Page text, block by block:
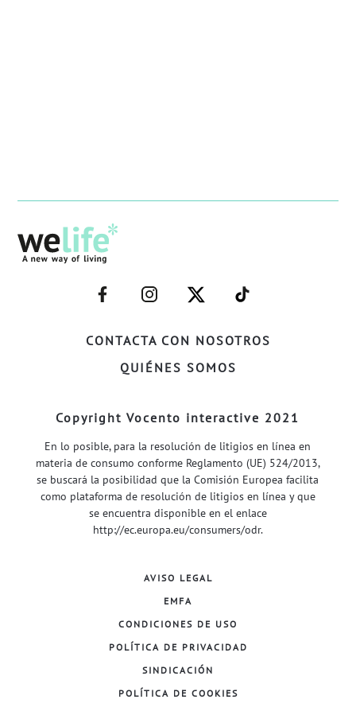
CONTACTA CON NOSOTROS
QUIÉNES SOMOS
–
FACEBOOK–
–
INSTAGRAM–
–
TWITTER–
–
WELIFE–
Copyright Vocento interactive 2021
En lo posible, para la resolución de litigios en línea en
materia de consumo conforme Reglamento (UE) 524/2013,
se buscará la posibilidad que la Comisión Europea facilita
como plataforma de resolución de litigios en línea y que
se encuentra disponible en el enlace
http://ec.europa.eu/consumers/odr.
AVISO LEGAL
EMFA
CONDICIONES DE USO
POLÍTICA DE PRIVACIDAD
SINDICACIÓN
POLÍTICA DE COOKIES